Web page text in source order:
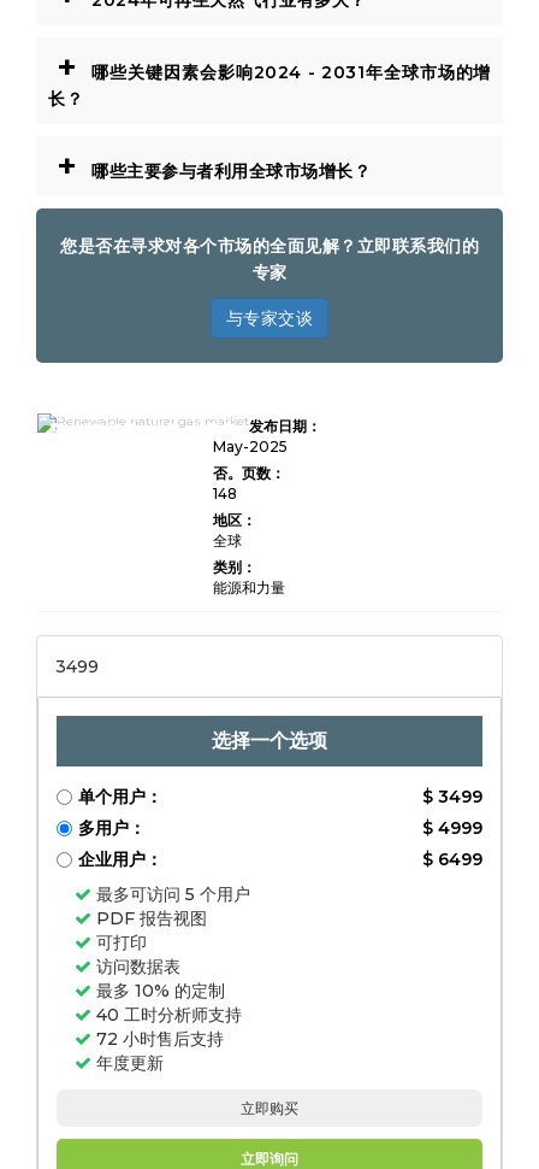
+
哪些关键因素会影响2024 - 2031年全球市场的增
长？
+ 哪些主要参与者利用全球市场增长？
您是否在寻求对各个市场的全面见解？立即联系我们的
专家
与专家交谈
可再生的天然气市场规模，份
额，增长和行业分析，按原料
类型（垃圾填埋气，农业废
物，废水处理厂，有机废物，
其他），通过最终使用（住
宅，商业，工业，运输，其
发布日期：
May-2025
否。页数：
148
地区：
全球
类别：
能源和力量
3499
选择一个选项
单个用户：
$ 3499
多用户：
$ 4999
企业用户：
$ 6499
最多可访问 5 个用户
PDF 报告视图
可打印
访问数据表
最多 10% 的定制
40 工时分析师支持
72 小时售后支持
年度更新
立即购买
立即询问